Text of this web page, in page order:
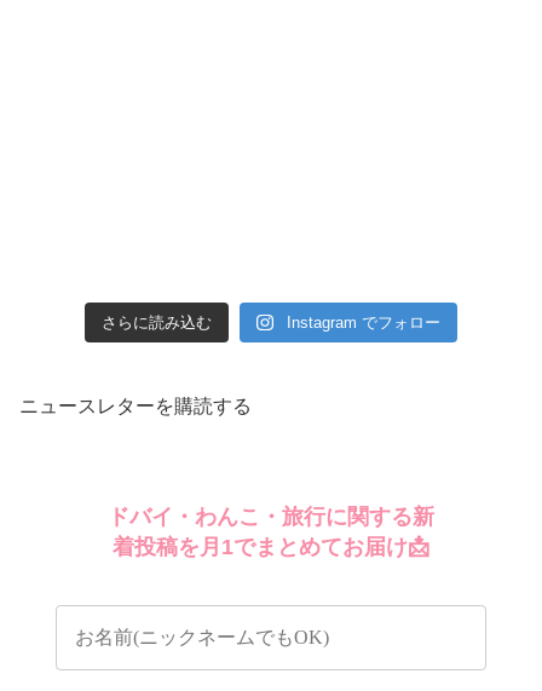
さらに読み込む Instagram でフォロー
ニュースレターを購読する
ドバイ・わんこ・旅行に関する新
着投稿を月1でまとめてお届け📩